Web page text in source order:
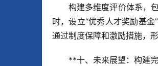
构建多维度评价体系，
时，设立“优秀人才奖励基
通过制度保障和激励措施，
**十、未来展望：构建